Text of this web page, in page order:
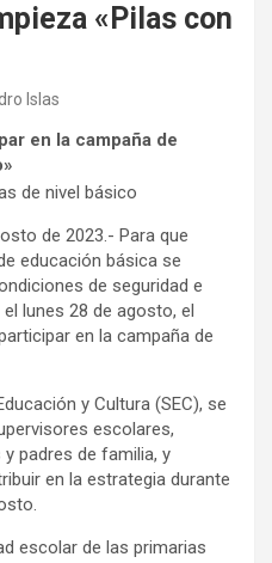
«Pilas con
Islas
en la campaña de
de nivel básico
de 2023.- Para que
educación básica se
de seguridad e
lunes 28 de agosto, el
en la campaña de
y Cultura (SEC), se
escolares,
padres de familia, y
en la estrategia durante
escolar de las primarias